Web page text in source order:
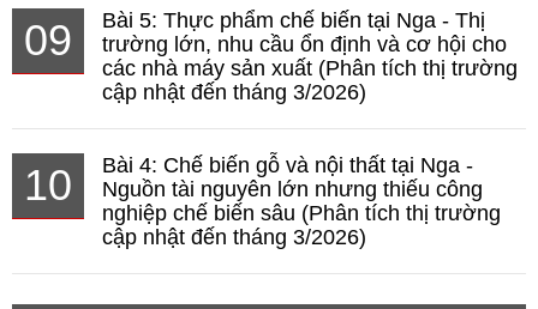
09
Bài 5: Thực phẩm chế biến tại Nga - Thị
trường lớn, nhu cầu ổn định và cơ hội cho
các nhà máy sản xuất (Phân tích thị trường
cập nhật đến tháng 3/2026)
10
Bài 4: Chế biến gỗ và nội thất tại Nga -
Nguồn tài nguyên lớn nhưng thiếu công
nghiệp chế biến sâu (Phân tích thị trường
cập nhật đến tháng 3/2026)